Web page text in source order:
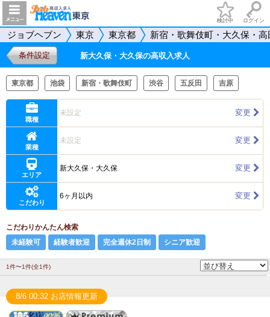
検討中 ログイン
ジョブヘブン 東京 東京都 新宿・歌舞伎町・大久保・高
条件設定 新大久保・大久保の高収入求人
東京都 池袋 新宿・歌舞伎町 渋谷 五反田 吉原
職種
未設定 変更
業種
未設定 変更
エリア
新大久保・大久保 変更
こだわり
6ヶ月以内 変更
こだわりかんたん検索
未経験可
経験者歓迎 完全週休2日制 シニア歓迎
1件〜1件(全1件)
8/6 00:32 お店情報更新